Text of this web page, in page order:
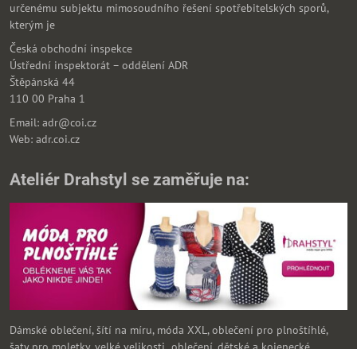
určenému subjektu mimosoudního řešení spotřebitelských sporů,
kterým je
Česká obchodní inspekce
Ústřední inspektorát – oddělení ADR
Štěpánská 44
110 00 Praha 1
Email: adr@coi.cz
Web: adr.coi.cz
Ateliér Drahstyl se zaměřuje na:
Dámské oblečení, šítí na míru, móda XXL, oblečení pro plnoštíhlé,